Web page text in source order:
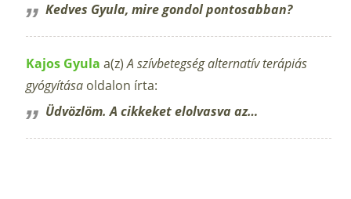
Kedves Gyula, mire gondol pontosabban?
Kajos Gyula a(z)A szívbetegség alternatív terápiás
gyógyítása oldalon írta:
Üdvözlöm. A cikkeket elolvasva az…